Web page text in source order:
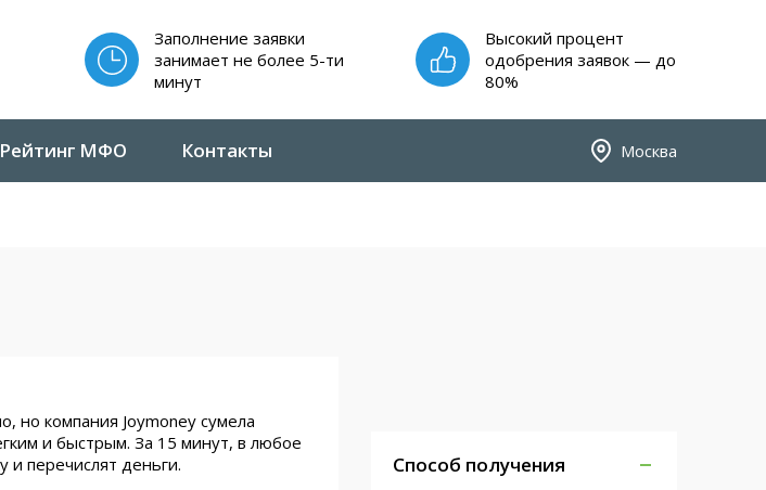
Заполнение заявки
занимает не более 5-ти
минут
Высокий процент
одобрения заявок — до
80%
Рейтинг МФО Контакты Москва
но компания Joymoney сумела
и быстрым. За 15 минут, в любое
и перечислят деньги.
Способ получения